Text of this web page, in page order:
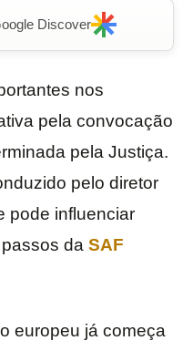
Discover
nos
pela convocação
pela Justiça.
pelo diretor
pode influenciar
da SAF
europeu já começa